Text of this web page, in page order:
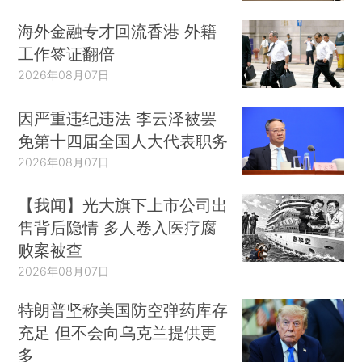
海外金融专才回流香港 外籍
工作签证翻倍
2026年08月07日
因严重违纪违法 李云泽被罢
免第十四届全国人大代表职务
2026年08月07日
【我闻】光大旗下上市公司出
售背后隐情 多人卷入医疗腐
败案被查
2026年08月07日
特朗普坚称美国防空弹药库存
充足 但不会向乌克兰提供更
多